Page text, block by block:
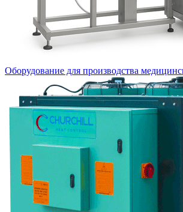
Оборудование для производства